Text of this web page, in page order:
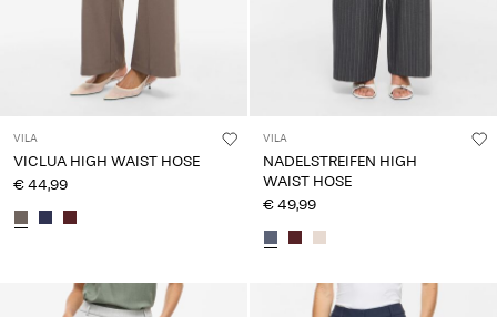
VILA
VICLUA HIGH WAIST HOSE
€ 44,99
VILA
NADELSTREIFEN HIGH
WAIST HOSE
€ 49,99